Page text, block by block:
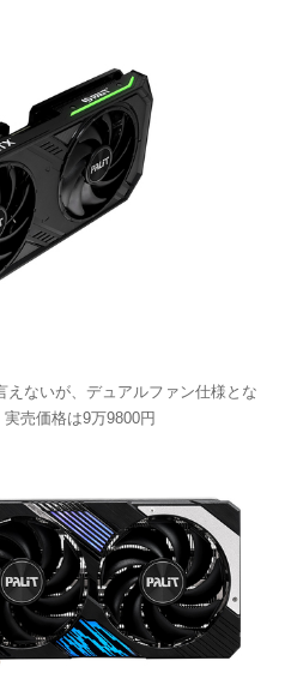
えないが、デュアルファン仕様とな
売価格は9万9800円